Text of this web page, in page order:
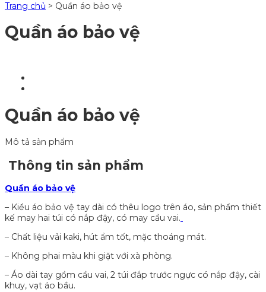
Trang chủ > Quần áo bảo vệ
Quần áo bảo vệ
Quần áo bảo vệ
Mô tả sản phẩm
Thông tin sản phẩm
Quần áo bảo vệ
– Kiểu áo bảo vệ tay dài có thêu logo trên áo, sản phẩm thiết
kế may hai túi có nắp đậy, có may cầu vai.
– Chất liệu vải kaki, hút ẩm tốt, mặc thoáng mát.
– Không phai màu khi giặt với xà phòng.
– Áo dài tay gồm cầu vai, 2 túi đắp trước ngực có nắp đậy, cài
khuy, vạt áo bầu.